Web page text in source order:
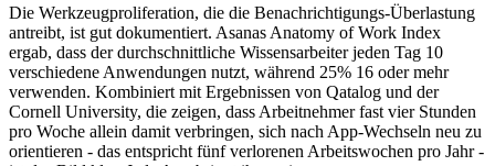
Die Werkzeugproliferation, die die Benachrichtigungs-Überlastung
antreibt, ist gut dokumentiert. Asanas Anatomy of Work Index
ergab, dass der durchschnittliche Wissensarbeiter jeden Tag 10
verschiedene Anwendungen nutzt, während 25% 16 oder mehr
verwenden. Kombiniert mit Ergebnissen von Qatalog und der
Cornell University, die zeigen, dass Arbeitnehmer fast vier Stunden
pro Woche allein damit verbringen, sich nach App-Wechseln neu zu
orientieren - das entspricht fünf verlorenen Arbeitswochen pro Jahr -